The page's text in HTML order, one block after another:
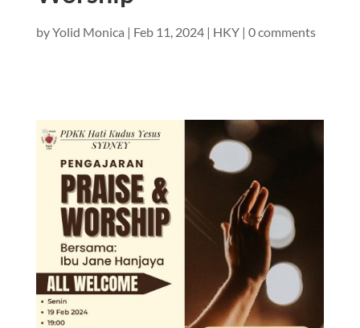
byYolid Monica | Feb 11, 2024| HKY| 0 comments